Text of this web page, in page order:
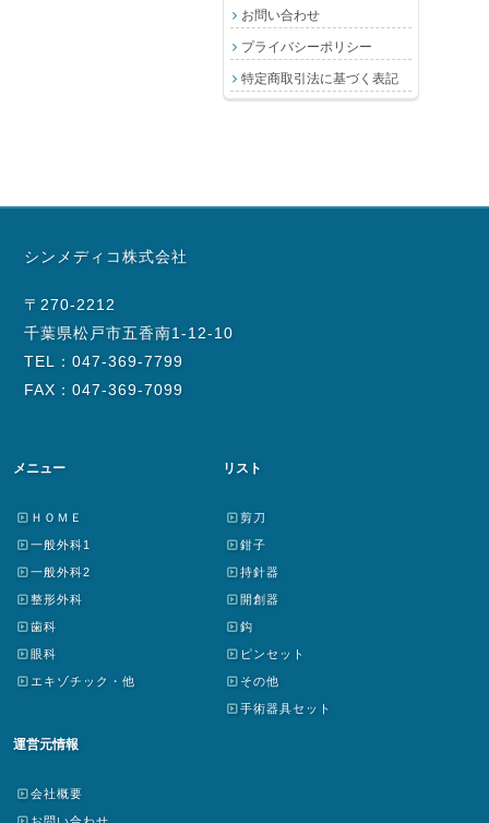
お問い合わせ
プライバシーポリシー
特定商取引法に基づく表記
シンメディコ株式会社
〒270-2212
千葉県松戸市五香南1-12-10
TEL：047-369-7799
FAX：047-369-7099
メニュー
ＨＯＭＥ
一般外科1
一般外科2
整形外科
歯科
眼科
エキゾチック・他
リスト
剪刀
鉗子
持針器
開創器
鈎
ピンセット
その他
手術器具セット
運営元情報
会社概要